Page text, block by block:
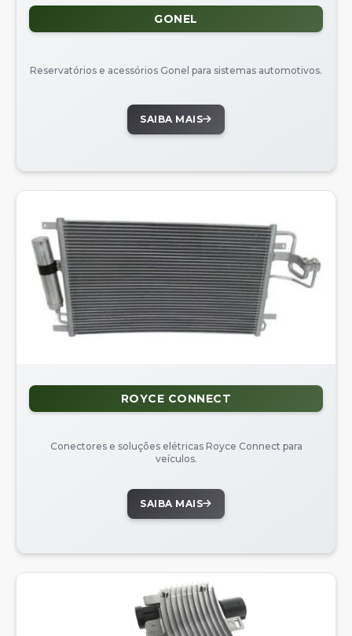
GONEL
Reservatórios e acessórios Gonel para sistemas automotivos.
SAIBA MAIS
ROYCE CONNECT
Conectores e soluções elétricas Royce Connect para
veículos.
SAIBA MAIS